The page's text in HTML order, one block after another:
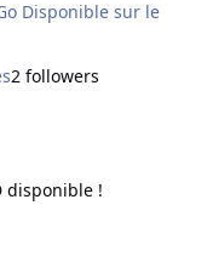
La
la
2 followers
disponible !